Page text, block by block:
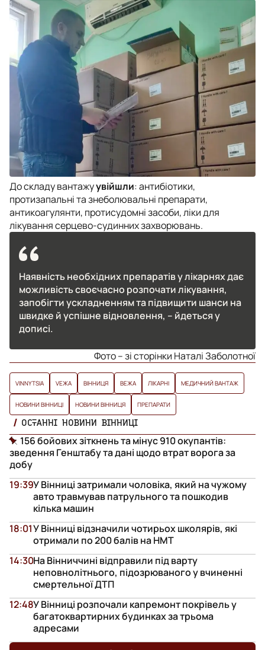
До складу вантажуувійшли: антибіотики,
протизапальні та знеболювальні препарати,
антикоагулянти, протисудомні засоби, ліки для
лікування серцево-судинних захворювань.
Наявність необхідних препаратів у лікарнях дає
можливість своєчасно розпочати лікування,
запобігти ускладненням та підвищити шанси на
швидке й успішне відновлення, – йдеться у
дописі.
Фото – зі сторінки Наталі Заболотної
VINNYTSIA VЕЖА ВІННИЦЯ ВЕЖА ЛІКАРНІ МЕДИЧНИЙ ВАНТАЖ
НОВИНИ ВІННИЦІ НОВИНИ ВІННИЦЯ ПРЕПАРАТИ
ОСТАННІ НОВИНИ ВІННИЦІ
156 бойових зіткнень та мінус 910 окупантів:
зведення Генштабу та дані щодо втрат ворога за
добу
У Вінниці затримали чоловіка, який на чужому
авто травмував патрульного та пошкодив
кілька машин
19:39
У Вінниці відзначили чотирьох школярів, які
отримали по 200 балів на НМТ
18:01
На Вінниччині відправили під варту
неповнолітнього, підозрюваного у вчиненні
смертельної ДТП
14:30
У Вінниці розпочали капремонт покрівель у
багатоквартирних будинках за трьома
адресами
12:48